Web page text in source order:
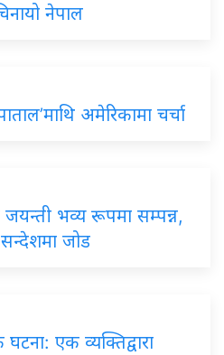
नेपाल
अमेरिकामा चर्चा
भव्य रूपमा सम्पन्न,
जोड
एक व्यक्तिद्वारा